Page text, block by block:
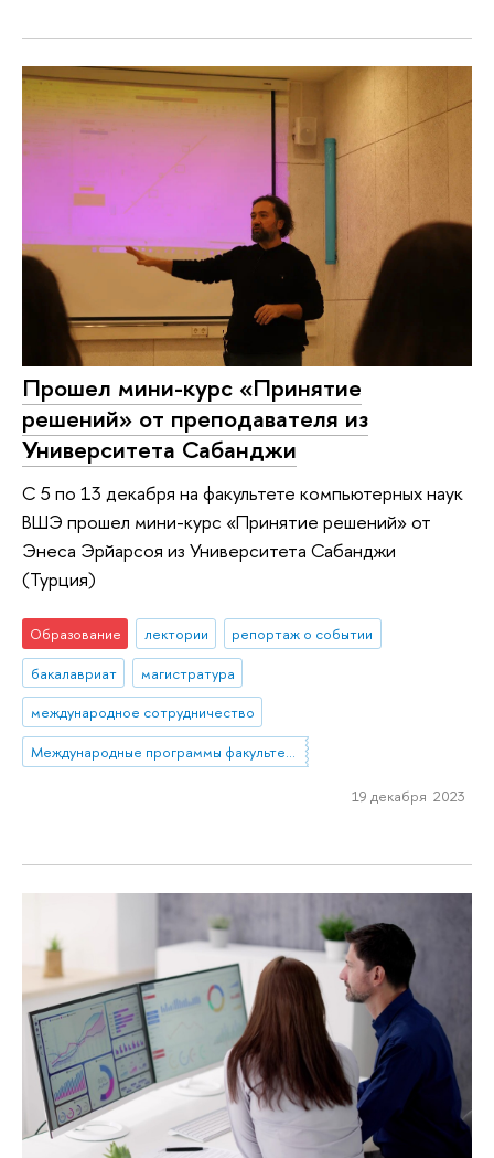
Прошел мини-курс «Принятие
решений» от преподавателя из
Университета Сабанджи
С 5 по 13 декабря на факультете компьютерных наук
ВШЭ прошел мини-курс «Принятие решений» от
Энеса Эрйарсоя из Университета Сабанджи
(Турция)
Образование лектории
репортаж о событии
бакалавриат
магистратура
международное сотрудничество
Международные программы факультета компьютерных наук
19 декабря 2023